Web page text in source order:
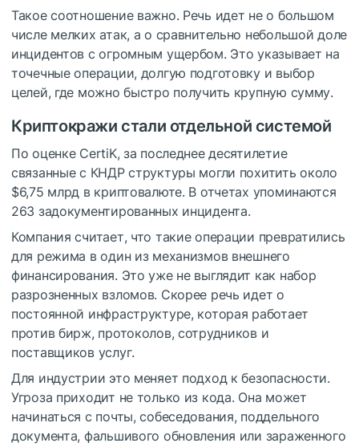
Такое соотношение важно. Речь идет не о большом
числе мелких атак, а о сравнительно небольшой доле
инцидентов с огромным ущербом. Это указывает на
точечные операции, долгую подготовку и выбор
целей, где можно быстро получить крупную сумму.
Криптокражи стали отдельной системой
По оценке CertiK, за последнее десятилетие
связанные с КНДР структуры могли похитить около
$6,75 млрд в криптовалюте. В отчетах упоминаются
263 задокументированных инцидента.
Компания считает, что такие операции превратились
для режима в один из механизмов внешнего
финансирования. Это уже не выглядит как набор
разрозненных взломов. Скорее речь идет о
постоянной инфраструктуре, которая работает
против бирж, протоколов, сотрудников и
поставщиков услуг.
Для индустрии это меняет подход к безопасности.
Угроза приходит не только из кода. Она может
начинаться с почты, собеседования, поддельного
документа, фальшивого обновления или зараженного